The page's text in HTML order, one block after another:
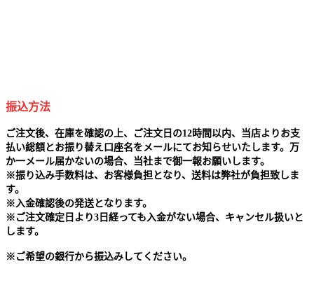
振込方法
ご注文後、在庫を確認の上、ご注文日の12時間以内、当店よりお支
払い総額とお振り替え口座名をメールにてお知らせいたします。万
か一メール届かないの場合、当社まで御一報お願いします。
※振り込み手数料は、お客様負担となり、送料は弊社が負担致しま
す。
※ 入金確認後の発送となります。
※ ご注文確定日より3日経っても入金がない場合、キャンセル扱いと
します。
※ ご希望の銀行から振込みしてください。